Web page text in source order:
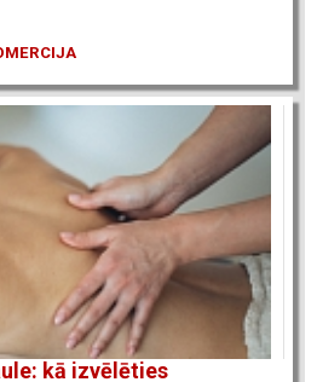
kā izvēlēties